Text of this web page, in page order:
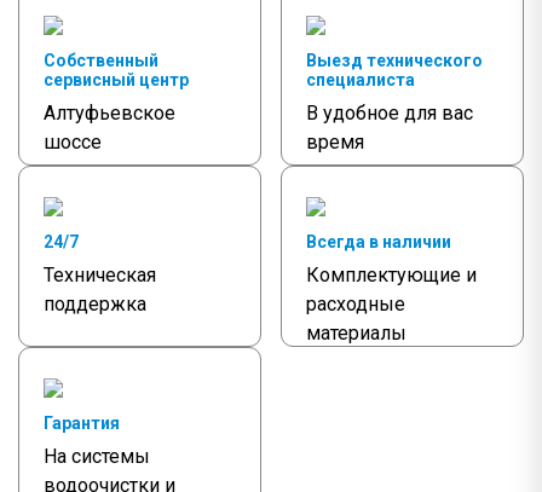
Собственный
сервисный центр
Алтуфьевское
шоссе
Выезд технического
специалиста
В удобное для вас
время
24/7
Техническая
поддержка
Всегда в наличии
Комплектующие и
расходные
материалы
Гарантия
На системы
водоочистки и